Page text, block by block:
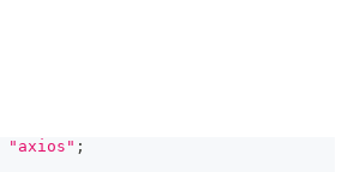
"axios" ;